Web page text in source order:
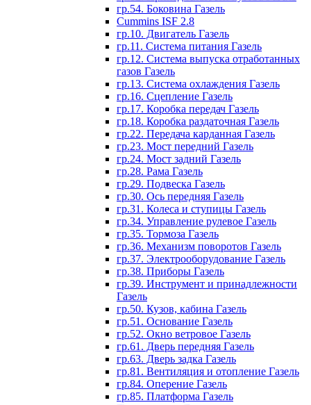
гр.54. Боковина Газель
Cummins ISF 2.8
гр.10. Двигатель Газель
гр.11. Система питания Газель
гр.12. Система выпуска отработанных
газов Газель
гр.13. Система охлаждения Газель
гр.16. Сцепление Газель
гр.17. Коробка передач Газель
гр.18. Коробка раздаточная Газель
гр.22. Передача карданная Газель
гр.23. Мост передний Газель
гр.24. Мост задний Газель
гр.28. Рама Газель
гр.29. Подвеска Газель
гр.30. Ось передняя Газель
гр.31. Колеса и ступицы Газель
гр.34. Управление рулевое Газель
гр.35. Тормоза Газель
гр.36. Механизм поворотов Газель
гр.37. Электрооборудование Газель
гр.38. Приборы Газель
гр.39. Инструмент и принадлежности
Газель
гр.50. Кузов, кабина Газель
гр.51. Основание Газель
гр.52. Окно ветровое Газель
гр.61. Дверь передняя Газель
гр.63. Дверь задка Газель
гр.81. Вентиляция и отопление Газель
гр.84. Оперение Газель
гр.85. Платформа Газель